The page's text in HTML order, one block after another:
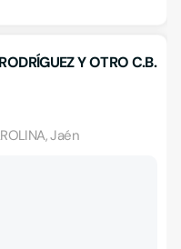
Y OTRO C.B.
Jaén